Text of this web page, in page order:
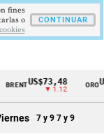
BRENTUS$73,48
▼ 1.12
ORO
7 y 9 7 y 9
fines
o
CONTINUAR